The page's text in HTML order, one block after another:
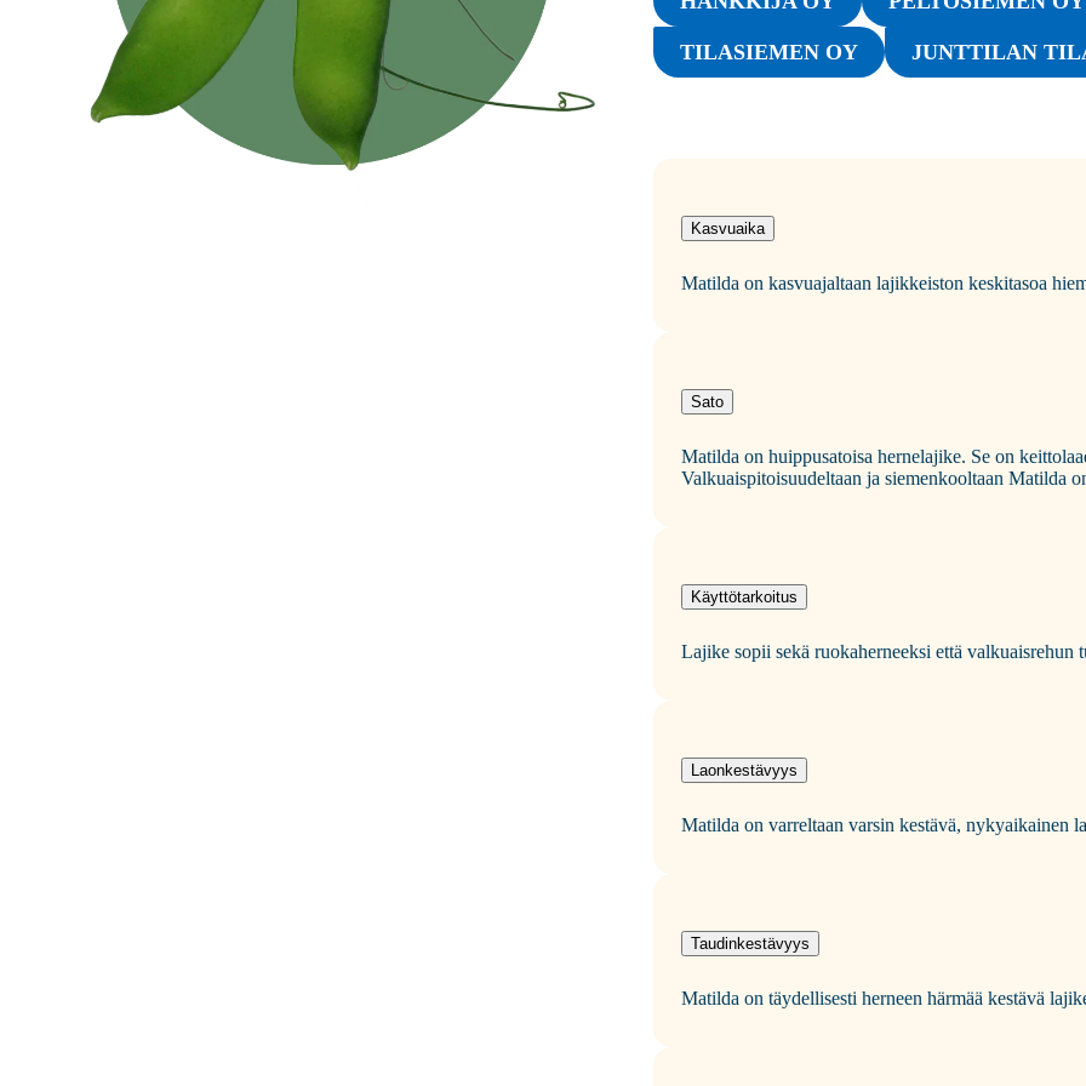
TILASIEMEN OY JUNTTILAN
Kasvuaika
Matilda on kasvuajaltaan lajikkeiston keskitasoa
Sato
Matilda on huippusatoisa hernelajike. Se on
Valkuaispitoisuudeltaan ja siemenkooltaan Matilda
Käyttötarkoitus
Lajike sopii sekä ruokaherneeksi että valkuaisrehun
Laonkestävyys
Matilda on varreltaan varsin kestävä, nykyaikainen
Taudinkestävyys
Matilda on täydellisesti herneen härmää kestävä